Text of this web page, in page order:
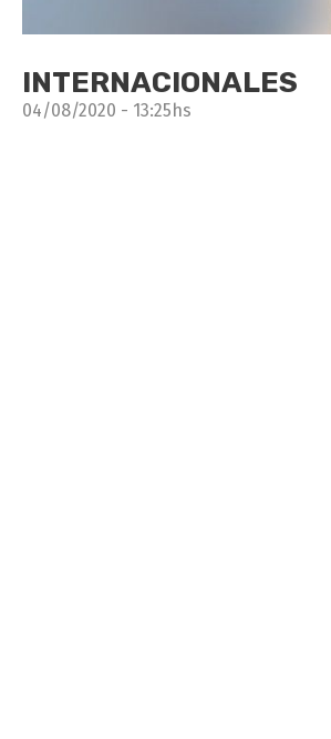
INTERNACIONALES
04/08/2020 - 13:25hs